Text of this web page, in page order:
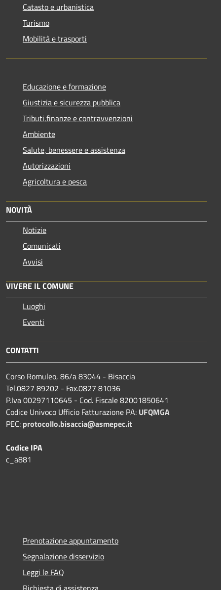
Catasto e urbanistica
Turismo
Mobilità e trasporti
Educazione e formazione
Giustizia e sicurezza pubblica
Tributi,finanze e contravvenzioni
Ambiente
Salute, benessere e assistenza
Autorizzazioni
Agricoltura e pesca
NOVITÀ
Notizie
Comunicati
Avvisi
VIVERE IL COMUNE
Luoghi
Eventi
CONTATTI
Corso Romuleo, 86/a 83044 - Bisaccia
Tel.0827 89202 - Fax.0827 81036
P.Iva 00297110645 - Cod. Fiscale 82001850641
Codice Univoco Ufficio Fatturazione PA: UFQMGA
PEC: protocollo.bisaccia@asmepec.it
Codice IPA
c_a881
Prenotazione appuntamento
Segnalazione disservizio
Leggi le FAQ